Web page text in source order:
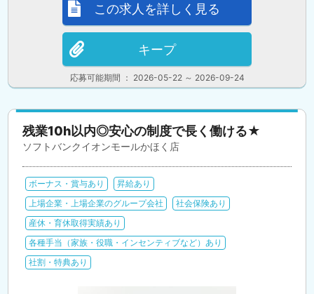
応募可能期間 ： 2026-05-22 ～ 2026-09-24
この求人を詳しく見る
キープ
残業10h以内◎安心の制度で長く働ける★
ソフトバンクイオンモールかほく店
ボーナス・賞与あり
昇給あり
上場企業・上場企業のグループ会社
社会保険あり
産休・育休取得実績あり
各種手当（家族・役職・インセンティブなど）あり
社割・特典あり